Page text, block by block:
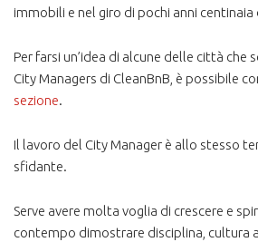
immobili e nel giro di pochi anni
Per farsi un’idea di alcune delle città che
City Managers di CleanBnB, è possibile
sezione.
Il lavoro del City Manager è allo stesso
sfidante.
Serve avere molta voglia di crescere e
contempo dimostrare disciplina, cultura